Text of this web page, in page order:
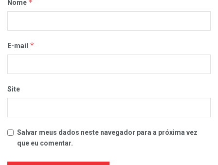
Nome *
E-mail *
Site
Salvar meus dados neste navegador para a próxima vez
que eu comentar.